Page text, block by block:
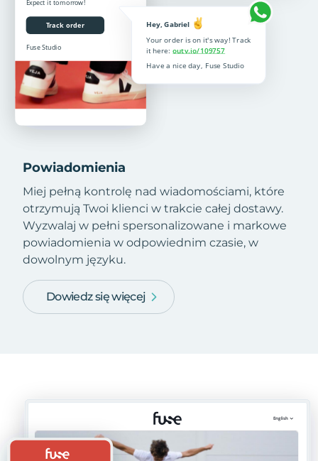
Powiadomienia
Miej pełną kontrolę nad wiadomościami, które
otrzymują Twoi klienci w trakcie całej dostawy.
Wyzwalaj w pełni spersonalizowane i markowe
powiadomienia w odpowiednim czasie, w
dowolnym języku.
Dowiedz się więcej